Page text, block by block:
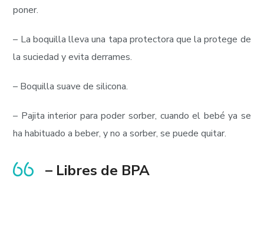
poner.
– La boquilla lleva una tapa protectora que la protege de
la suciedad y evita derrames.
– Boquilla suave de silicona.
– Pajita interior para poder sorber, cuando el bebé ya se
ha habituado a beber, y no a sorber, se puede quitar.
– Libres de BPA